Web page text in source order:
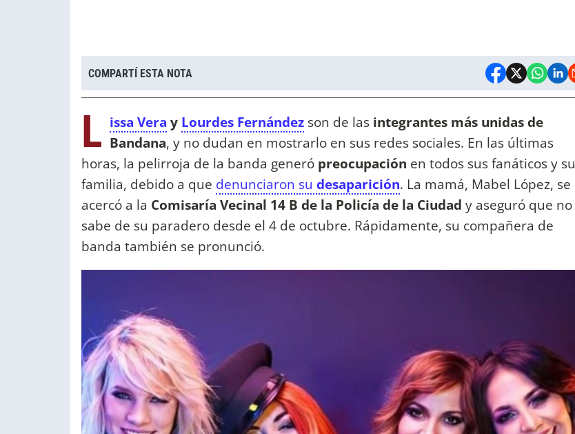
COMPARTÍ ESTA NOTA
L issa Vera y Lourdes Fernández son de las integrantes más unidas de
Bandana, y no dudan en mostrarlo en sus redes sociales. En las últimas
horas, la pelirroja de la banda generó preocupación en todos sus fanáticos y su
familia, debido a que denunciaron su desaparición. La mamá, Mabel López, se
acercó a la Comisaría Vecinal 14 B de la Policía de la Ciudad y aseguró que no
sabe de su paradero desde el 4 de octubre. Rápidamente, su compañera de
banda también se pronunció.